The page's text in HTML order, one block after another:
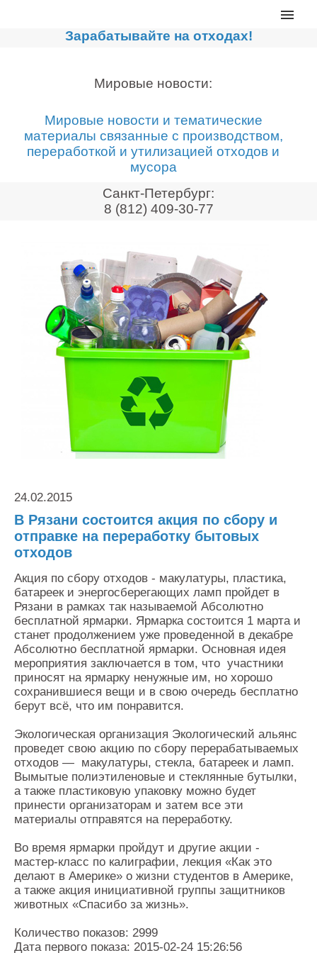
Главная
Сортировочные линии
Дробильное оборудование
Компакторы, контейнеры
Реализованные проекты
Видео
Новости компании
Мировые новости
О нас
Контакты
Оставить заявку
Зарабатывайте на отходах!
Мировые новости:
Мировые новости и тематические
материалы связанные с производством,
переработкой и утилизацией отходов и
мусора
Санкт-Петербург:
8 (812) 409-30-77
24.02.2015
В Рязани состоится акция по сбору и
отправке на переработку бытовых
отходов
Акция по сбору отходов - макулатуры, пластика,
батареек и энергосберегающих ламп пройдет в
Рязани в рамках так называемой Абсолютно
бесплатной ярмарки. Ярмарка состоится 1 марта и
станет продолжением уже проведенной в декабре
Абсолютно бесплатной ярмарки. Основная идея
мероприятия заключается в том, что участники
приносят на ярмарку ненужные им, но хорошо
сохранившиеся вещи и в свою очередь бесплатно
берут всё, что им понравится.
Экологическая организация Экологический альянс
проведет свою акцию по сбору перерабатываемых
отходов — макулатуры, стекла, батареек и ламп.
Вымытые полиэтиленовые и стеклянные бутылки,
а также пластиковую упаковку можно будет
принести организаторам и затем все эти
материалы отправятся на переработку.
Во время ярмарки пройдут и другие акции -
мастер-класс по калиграфии, лекция «Как это
делают в Aмерике» о жизни студентов в Америке,
а также акция инициативной группы защитников
животных «Спасибо за жизнь».
Количество показов: 2999
Дата первого показа: 2015-02-24 15:26:56